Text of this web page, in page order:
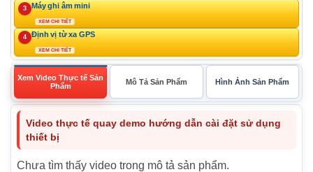
3 Máy ghi âm mini
XEM CHI TIẾT
4 Định vị từ xa GPS
XEM CHI TIẾT
Xem Video Thực tế Sản
Phẩm
Mô Tả Sản Phẩm Hình Ảnh Sản Phẩm
Video thực tế quay demo hướng dẫn cài đặt sử dụng
thiết bị
Chưa tìm thấy video trong mô tả sản phẩm.